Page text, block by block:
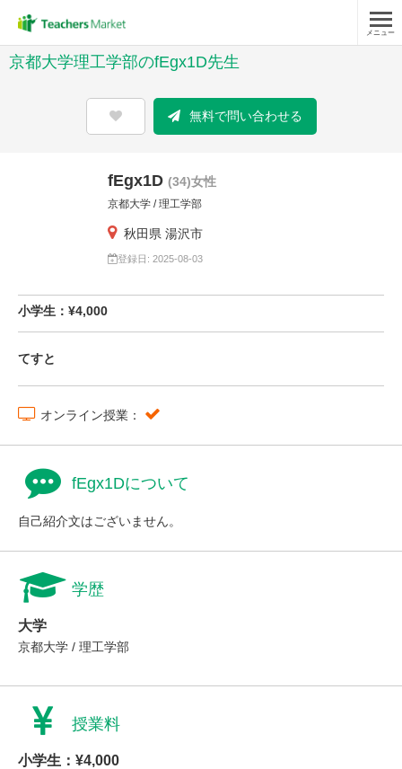
メニュー
京都大学理工学部のfEgx1D先生
無料で問い合わせる
fEgx1D (34)女性
京都大学 / 理工学部
秋田県 湯沢市
登録日: 2025-08-03
小学生：¥4,000
てすと
オンライン授業：
fEgx1Dについて
自己紹介文はございません。
学歴
大学
京都大学 / 理工学部
授業料
小学生：¥4,000